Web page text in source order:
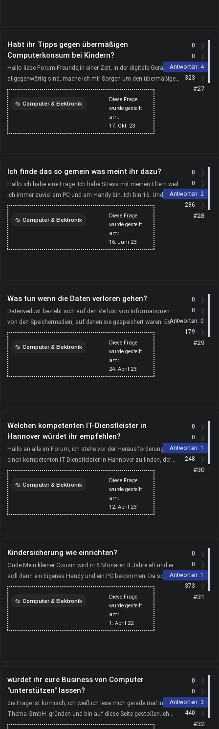
Habt ihr Tipps gegen übermäßigen
Computerkonsum bei Kindern?
Hallo liebe Forum-Freunde,in einer Zeit, in der digitale Geräte
allgegenwärtig sind, mache ich mir Sorgen um den übermäßigen
Computerkonsum meiner Kinder. Gibt es hier je...
Diese Frage
wurde gestellt
am:
17. Okt. 23
Computer & Elektronik
0
0
Antworten: 4
323
#27
Ich finde das so gemein was meint ihr dazu?
Hallo ich habe eine Frage. Ich habe Stress mit meinen Eltern weil
ich immer zuviel am PC und am Handy bin. Ich bin 16. Und mein
kleiner 10 jähriger Nachbarsjunge war bei ...
Diese Frage
wurde gestellt
am:
16. Juni 23
Computer & Elektronik
computer
0
0
Antworten: 2
286
#28
Was tun wenn die Daten verloren gehen?
Datenverlust bezieht sich auf den Verlust von Informationen
von den Speichermedien, auf denen sie gespeichert waren. Es
gibt viele Szenarien, die zu Datenverlust f&uuml;h...
Diese Frage
wurde gestellt
am:
24. April 23
Computer & Elektronik
0
0
Antworten: 0
179
#29
Welchen kompetenten IT-Dienstleister in
Hannover würdet ihr empfehlen?
Hallo an alle im Forum, ich stehe vor der Herausforderung,
einen kompetenten IT-Dienstleister in Hannover zu finden, der
meine Anforderungen erfüllen kann. Von IT-Support...
Diese Frage
wurde gestellt
am:
12. April 23
Computer & Elektronik
0
0
Antworten: 1
248
#30
Kindersicherung wie einrichten?
Gude Mein kleiner Cousin wird in 6 Monaten 8 Jahre alt und er
soll dann ein Eigenes Handy und ein PC bekommen. Da soll
dann Kindersicherung drauf, nach langem Überlegen h...
Diese Frage
wurde gestellt
am:
1. April 22
Computer & Elektronik
computer handy
0
0
Antworten: 1
373
#31
würdet ihr eure Business von Computer
"unterstützen" lassen?
die Frage ist komisch, ich weiß.ich lese mich gerade mal in das
Thema GmbH gründen und bin auf diese Seite gestoßen.ich
frage mich, ab wann, ab welcher Menge an Daten un...
0
0
Antworten: 3
440
#32